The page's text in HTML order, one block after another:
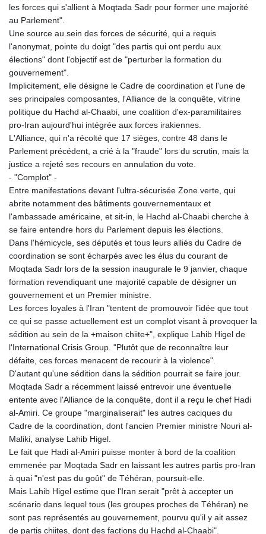
les forces qui s'allient à Moqtada Sadr pour former une majorité
au Parlement".
Une source au sein des forces de sécurité, qui a requis
l'anonymat, pointe du doigt "des partis qui ont perdu aux
élections" dont l'objectif est de "perturber la formation du
gouvernement".
Implicitement, elle désigne le Cadre de coordination et l'une de
ses principales composantes, l'Alliance de la conquête, vitrine
politique du Hachd al-Chaabi, une coalition d'ex-paramilitaires
pro-Iran aujourd'hui intégrée aux forces irakiennes.
L'Alliance, qui n'a récolté que 17 sièges, contre 48 dans le
Parlement précédent, a crié à la "fraude" lors du scrutin, mais la
justice a rejeté ses recours en annulation du vote.
- "Complot" -
Entre manifestations devant l'ultra-sécurisée Zone verte, qui
abrite notamment des bâtiments gouvernementaux et
l'ambassade américaine, et sit-in, le Hachd al-Chaabi cherche à
se faire entendre hors du Parlement depuis les élections.
Dans l'hémicycle, ses députés et tous leurs alliés du Cadre de
coordination se sont écharpés avec les élus du courant de
Moqtada Sadr lors de la session inaugurale le 9 janvier, chaque
formation revendiquant une majorité capable de désigner un
gouvernement et un Premier ministre.
Les forces loyales à l'Iran "tentent de promouvoir l'idée que tout
ce qui se passe actuellement est un complot visant à provoquer la
sédition au sein de la +maison chiite+", explique Lahib Higel de
l'International Crisis Group. "Plutôt que de reconnaître leur
défaite, ces forces menacent de recourir à la violence".
D'autant qu'une sédition dans la sédition pourrait se faire jour.
Moqtada Sadr a récemment laissé entrevoir une éventuelle
entente avec l'Alliance de la conquête, dont il a reçu le chef Hadi
al-Amiri. Ce groupe "marginaliserait" les autres caciques du
Cadre de la coordination, dont l'ancien Premier ministre Nouri al-
Maliki, analyse Lahib Higel.
Le fait que Hadi al-Amiri puisse monter à bord de la coalition
emmenée par Moqtada Sadr en laissant les autres partis pro-Iran
à quai "n'est pas du goût" de Téhéran, poursuit-elle.
Mais Lahib Higel estime que l'Iran serait "prêt à accepter un
scénario dans lequel tous (les groupes proches de Téhéran) ne
sont pas représentés au gouvernement, pourvu qu'il y ait assez
de partis chiites, dont des factions du Hachd al-Chaabi".